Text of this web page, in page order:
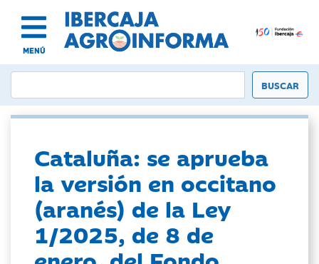
MENÚ
Cataluña: se aprueba
la versión en occitano
(aranés) de la Ley
1/2025, de 8 de